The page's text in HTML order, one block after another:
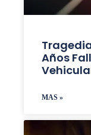
Años
MAS »